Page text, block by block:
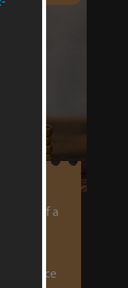
case of a
service